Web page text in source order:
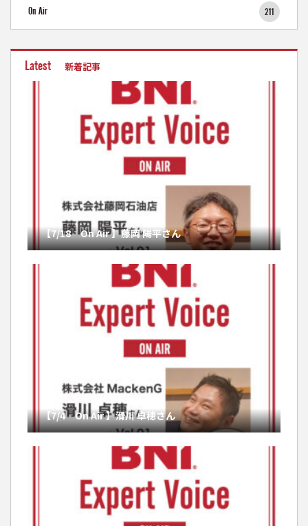
On Air 211
Latest 新着記事
【7/18 On Air 】藤岡 陽平さん
【7/4 On Air 】滑川 卓穂さん